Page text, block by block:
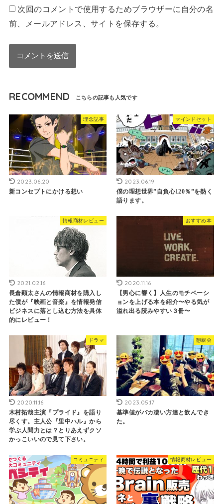
次回のコメントで使用するためブラウザーに自分の名
前、メールアドレス、サイトを保存する。
RECOMMEND
理念記事
2023.06.20
新コンセプトにかける想い
マインドセット
2023.06.19
僕の理想世界”自負心120％”を熱く
語ります。
情報商材レビュー
2021.02.16
長倉顕太さんの情報商材を購入し
た僕が『映画と音楽』を情報発信
ビジネスに落とし込む方法を具体
的にレビュー！
おすすめ本
2020.11.16
【男心に響く】人生のモチベーシ
ョンを上げる本を紹介〜やる気が
溢れ出る読みやすい３冊〜
ドラマ
2020.11.16
木村拓哉主演『プライド』を語り
尽くす。主人公『里中ハル』から
学ぶ人間力とは？とりあえずクソ
かっこいいので見て下さい。
懇親会
2023.05.17
基準値がバカ凄い方達と飲んでき
た。
コミュニティ 情報商材レビュー